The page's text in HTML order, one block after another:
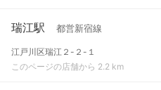
瑞江駅 都営新宿線
江戸川区瑞江２-２-１
このページの店舗から 2.2 km